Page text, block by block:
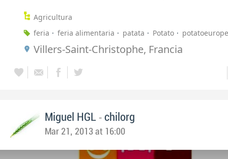
Agricultura
feria
feria alimentaria patata Potato potatoeurope
Villers-Saint-Christophe, Francia
Miguel HGL - chilorg
Mar 21, 2013 at 16:00